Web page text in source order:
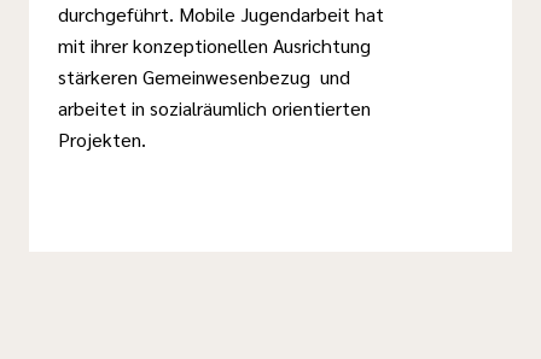
durchgeführt. Mobile Jugendarbeit hat
mit ihrer konzeptionellen Ausrichtung
stärkeren Gemeinwesenbezug und
arbeitet in sozialräumlich orientierten
Projekten.